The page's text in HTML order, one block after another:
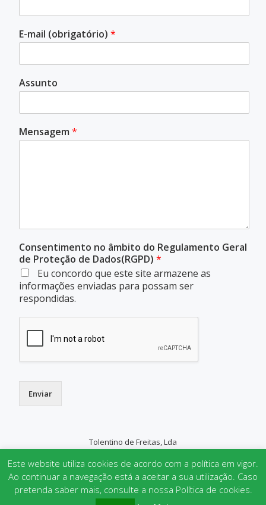
E-mail (obrigatório) *
Assunto
Mensagem *
Consentimento no âmbito do Regulamento Geral
de Proteção de Dados(RGPD) *
Eu concordo que este site armazene as
informações enviadas para possam ser
respondidas.
Enviar
Tolentino de Freitas, Lda
MENU
Parallax Onepowered byWordPress
Este website utiliza cookies de acordo com a política em vigor.
Ao continuar a navegação está a aceitar a sua utilização. Caso
pretenda saber mais, consulte a nossa Política de cookies.